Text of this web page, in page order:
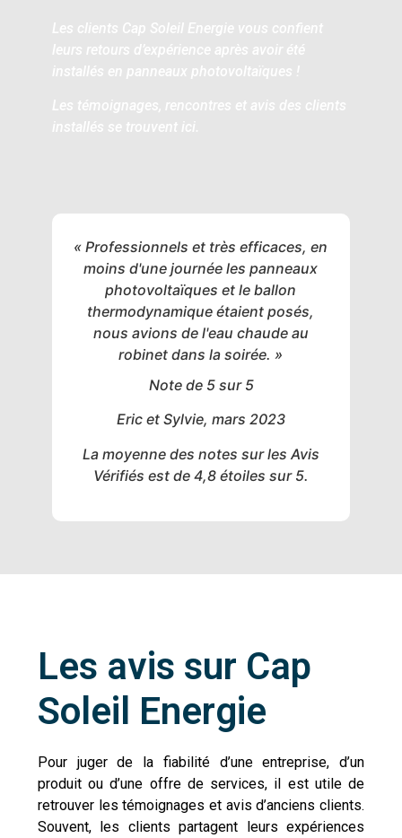
Les clients Cap Soleil Energie vous confient
leurs retours d’expérience après avoir été
installés en panneaux photovoltaïques !
Les témoignages, rencontres et avis des clients
installés se trouvent ici.
« Professionnels et très efficaces, en
moins d'une journée les panneaux
photovoltaïques et le ballon
thermodynamique étaient posés,
nous avions de l'eau chaude au
robinet dans la soirée. »
Note de 5 sur 5
Eric et Sylvie, mars 2023
La moyenne des notes sur les Avis
Vérifiés est de 4,8 étoiles sur 5.
Les avis sur Cap
Soleil Energie
Pour juger de la fiabilité d’une entreprise, d’un
produit ou d’une offre de services, il est utile de
retrouver les témoignages et avis d’anciens clients.
Souvent, les clients partagent leurs expériences